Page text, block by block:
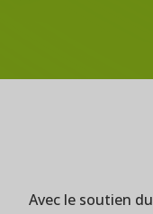
Avec le soutien du